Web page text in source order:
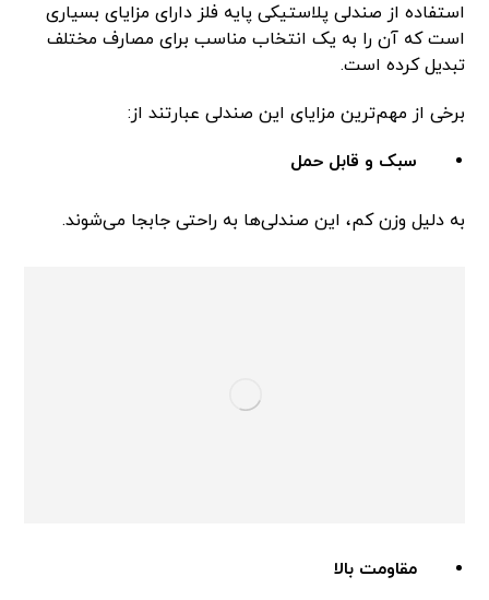
استفاده از صندلی پلاستیکی پایه فلز دارای مزایای بسیاری
است که آن را به یک انتخاب مناسب برای مصارف مختلف
تبدیل کرده است.
برخی از مهم‌ترین مزایای این صندلی عبارتند از:
سبک و قابل حمل
به دلیل وزن کم، این صندلی‌ها به راحتی جابجا می‌شوند.
مقاومت بالا